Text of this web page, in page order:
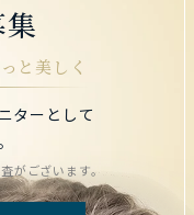
と美しく
ターとして
がございます。